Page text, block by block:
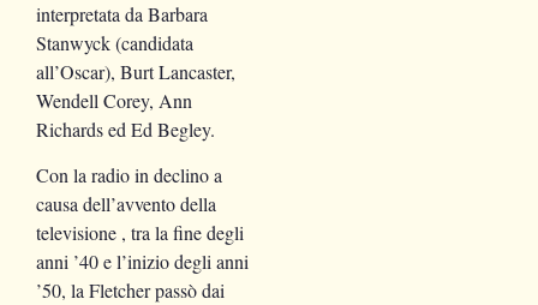
interpretata da Barbara
Stanwyck (candidata
all’Oscar), Burt Lancaster,
Wendell Corey, Ann
Richards ed Ed Begley.
Con la radio in declino a
causa dell’avvento della
televisione , tra la fine degli
anni ’40 e l’inizio degli anni
’50, la Fletcher passò dai